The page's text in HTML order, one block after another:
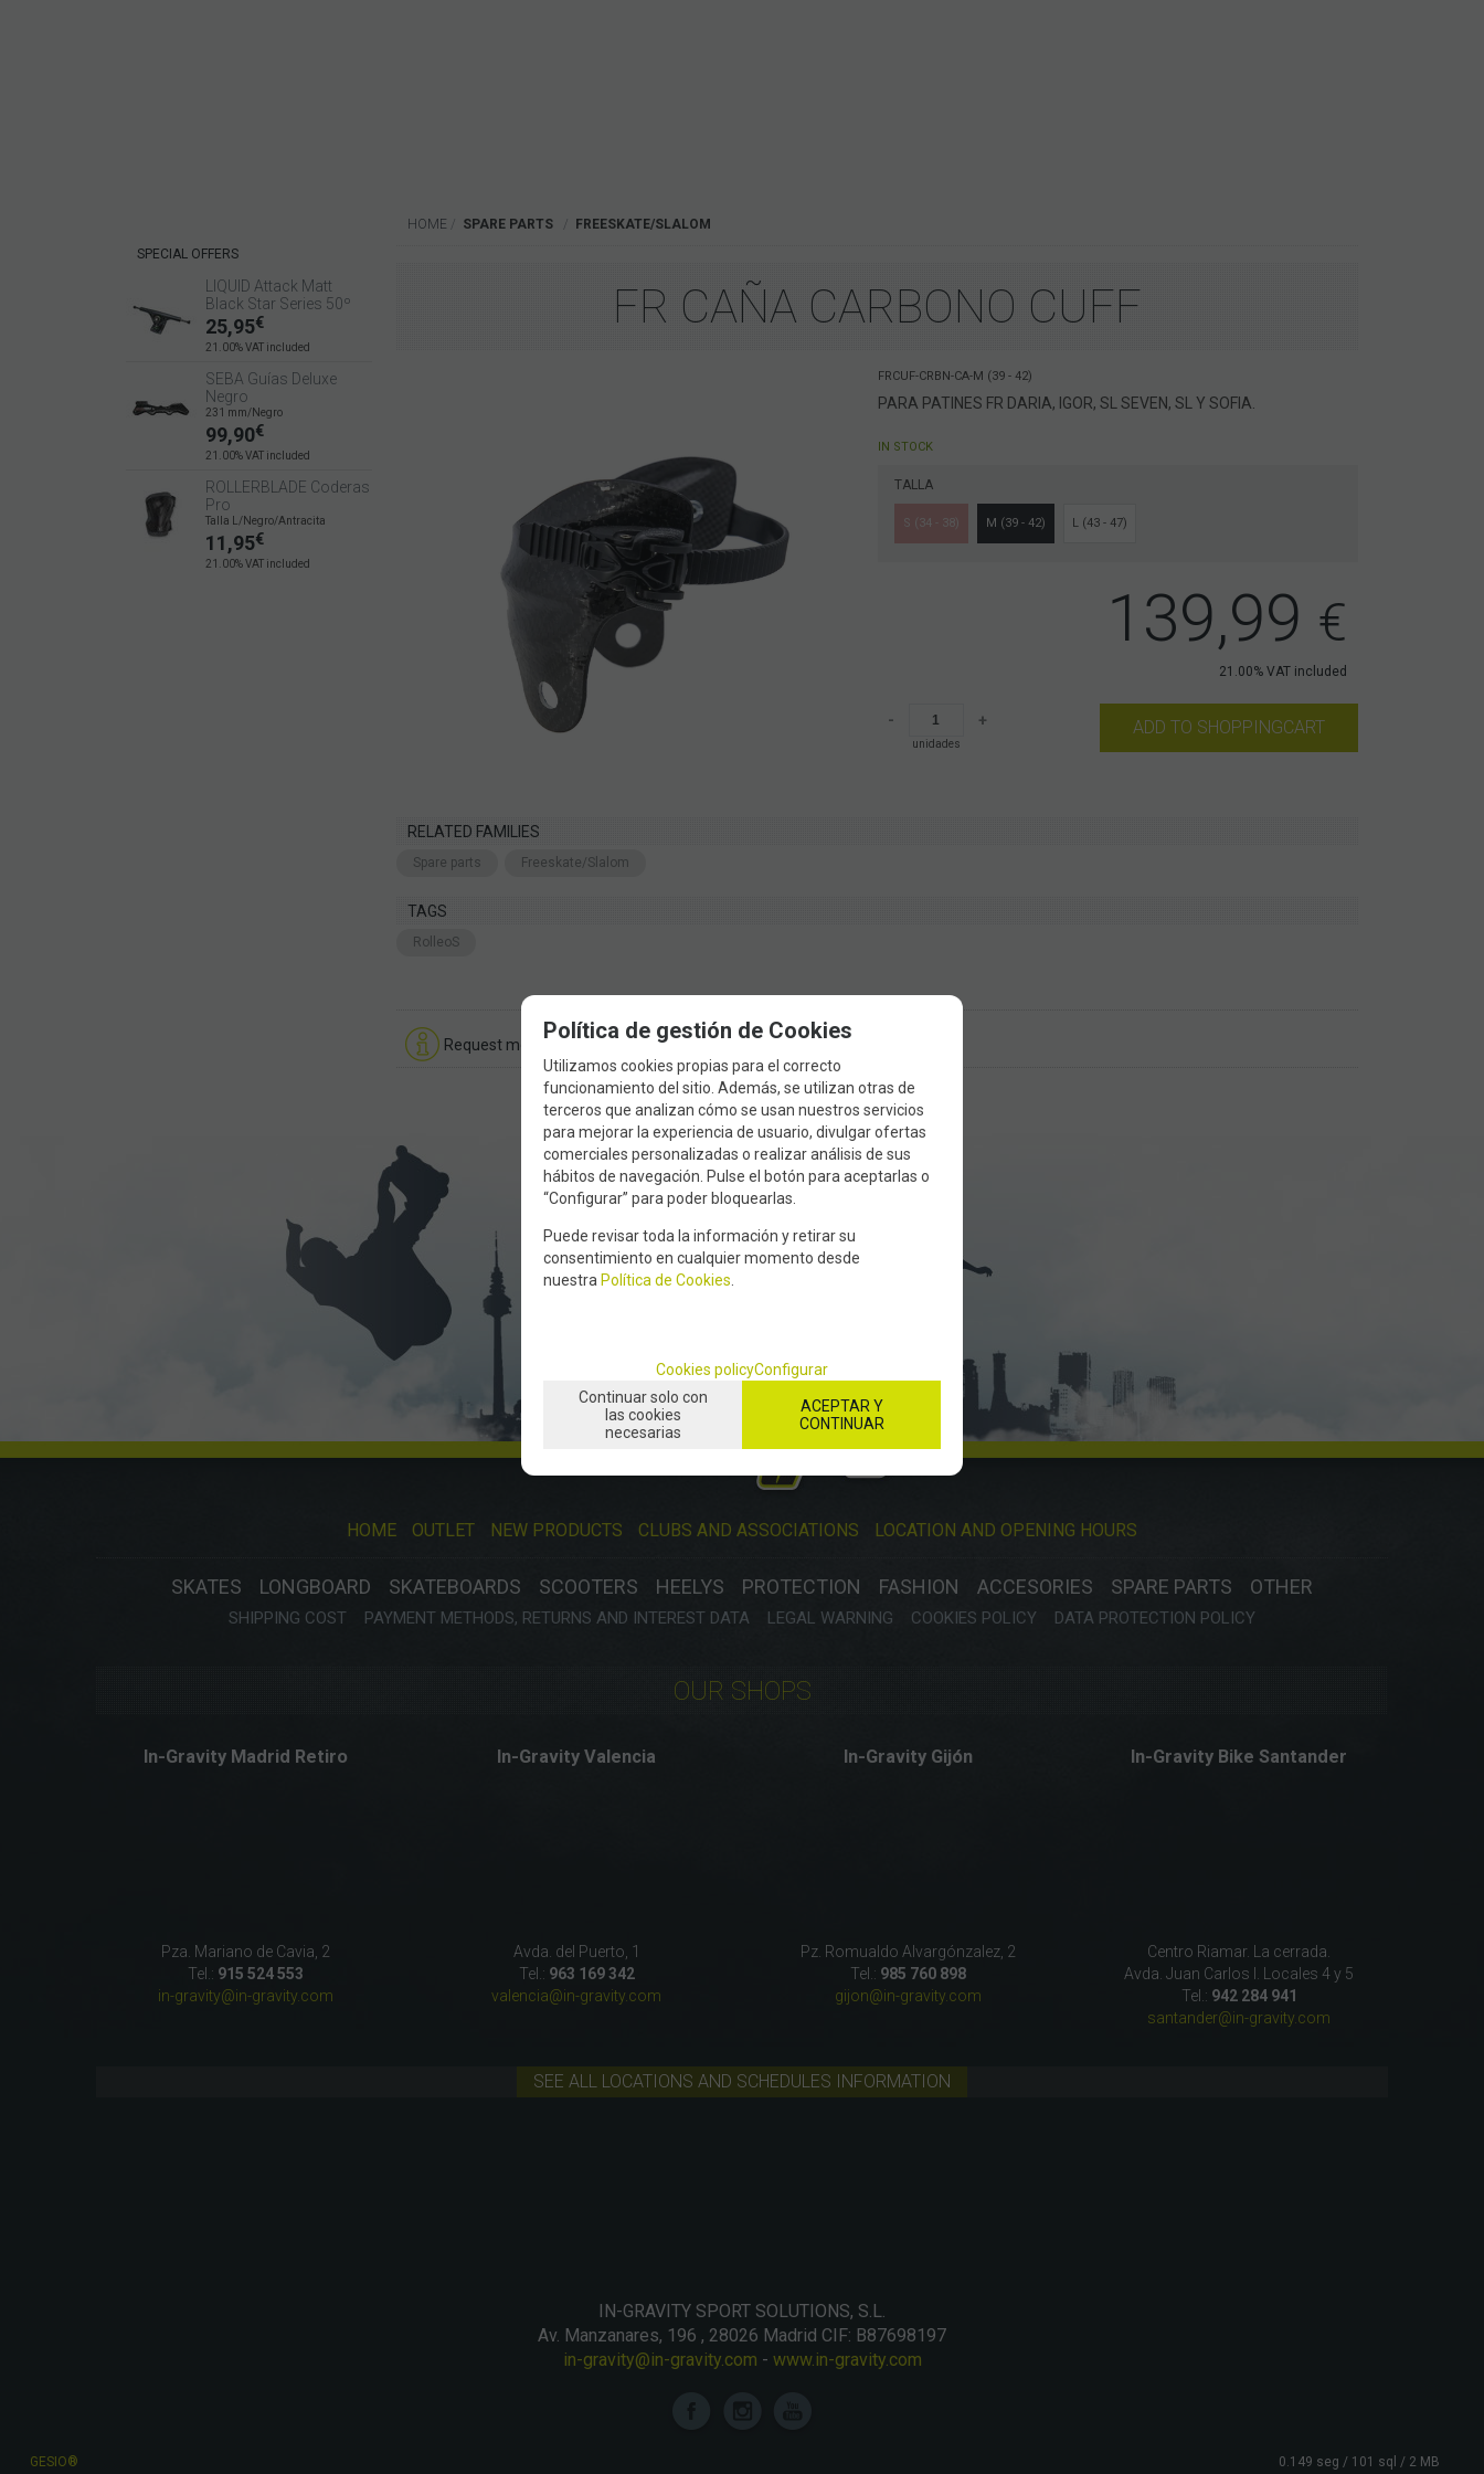
SPECIAL OFFERS
LIQUID Attack Matt
Black Star Series 50º
25,95€
21.00%VAT included
SEBA Guías Deluxe
Negro
231 mm/Negro
99,90€
21.00%VAT included
ROLLERBLADE Coderas
Pro
Talla L/Negro/Antracita
11,95€
21.00%VAT included
HOME SPARE PARTS FREESKATE/SLALOM
FR CAÑA CARBONO CUFF
FRCUF-CRBN-CA-M (39 - 42)
PARA PATINES FR DARIA, IGOR, SL SEVEN, SL Y SOFIA.
IN STOCK
TALLA
S (34 - 38) M (39 - 42) L (43 - 47)
139,99 €
21.00%VAT included
-
unidades
+ ADD TO SHOPPINGCART
RELATED FAMILIES
Spare parts Freeskate/Slalom
TAGS
RolleoS
Request more inf Recommend
HOME OUTLET NEW PRODUCTS CLUBS AND ASSOCIATIONS LOCATION AND OPENING HOURS
SKATES LONGBOARD SKATEBOARDS SCOOTERS HEELYS PROTECTION FASHION ACCESORIES SPARE PARTS OTHER
SHIPPING COST PAYMENT METHODS, RETURNS AND INTEREST DATA LEGAL WARNING COOKIES POLICY DATA PROTECTION POLICY
OUR SHOPS
In-Gravity Madrid Retiro
Pza. Mariano de Cavia, 2
Tel.: 915 524 553
in-gravity@in-gravity.com
In-Gravity Valencia
Avda. del Puerto, 1
Tel.: 963 169 342
valencia@in-gravity.com
In-Gravity Gijón
Pz. Romualdo Alvargónzalez, 2
Tel.: 985 760 898
gijon@in-gravity.com
In-Gravity Bike Santander
Centro Riamar. La cerrada.
Avda. Juan Carlos I. Locales 4 y 5
Tel.: 942 284 941
santander@in-gravity.com
SEE ALL LOCATIONS AND SCHEDULES INFORMATION
IN-GRAVITY SPORT SOLUTIONS, S.L.
Av. Manzanares, 196 , 28026 Madrid CIF: B87698197
in-gravity@in-gravity.com - www.in-gravity.com
GESIO® 0.149 seg / 101 sql / 2 MB
Política de gestión de Cookies
Utilizamos cookies propias para el correcto
funcionamiento del sitio. Además, se utilizan otras de
terceros que analizan cómo se usan nuestros servicios
para mejorar la experiencia de usuario, divulgar ofertas
comerciales personalizadas o realizar análisis de sus
hábitos de navegación. Pulse el botón para aceptarlas o
“Configurar” para poder bloquearlas.
Puede revisar toda la información y retirar su
consentimiento en cualquier momento desde
nuestra Política de Cookies
Cookies policyConfigurar
Continuar solo con
las cookies
necesarias
ACEPTAR Y
CONTINUAR